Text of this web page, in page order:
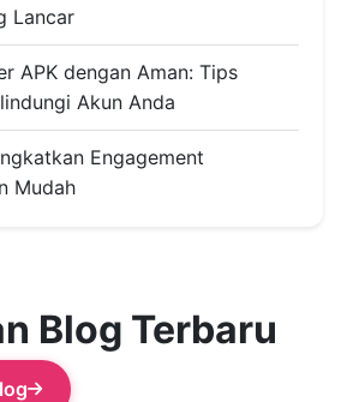
Lancar
APK dengan Aman: Tips
Akun Anda
Engagement
Mudah
Blog Terbaru